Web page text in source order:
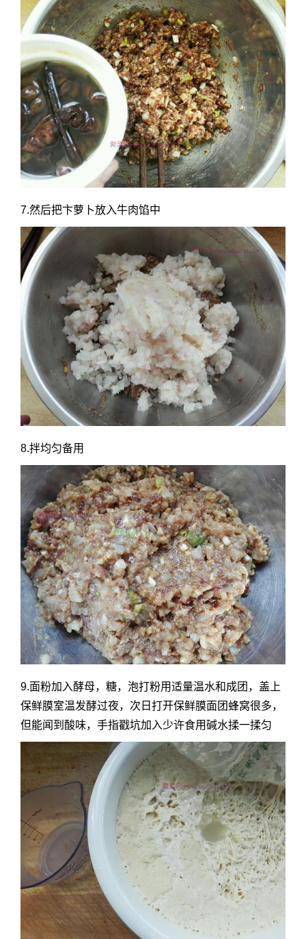
7.然后把卞萝卜放入牛肉馅中
8.拌均匀备用
9.面粉加入酵母，糖，泡打粉用适量温水和成团，盖上
保鲜膜室温发酵过夜，次日打开保鲜膜面团蜂窝很多，
但能闻到酸味，手指戳坑加入少许食用碱水揉一揉匀